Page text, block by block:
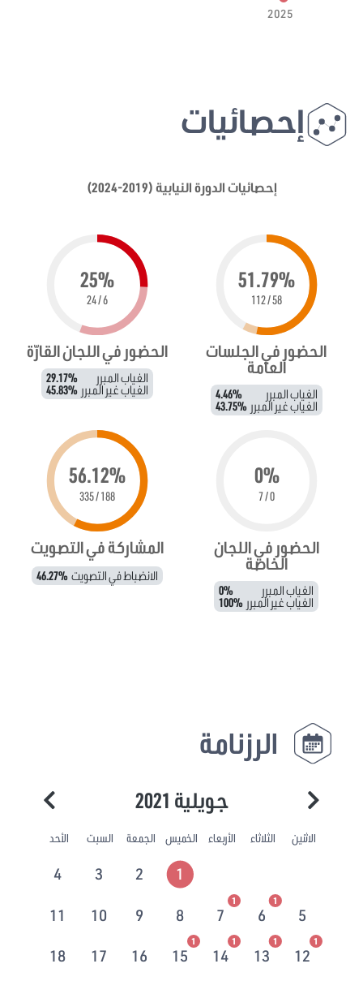
2025
إحصائيات
إحصائيات الدورة النيابية (2019-2024)
51.79%
58 / 112
الحضور في الجلسات
العامة
الغياب المبرر 4.46%
الغياب غير المبرر 43.75%
25%
6 / 24
الحضور في اللجان القارّة
الغياب المبرر 29.17%
الغياب غير المبرر 45.83%
0%
0 / 7
الحضور في اللجان
الخاصة
الغياب المبرر 0%
الغياب غير المبرر 100%
56.12%
188 / 335
المشاركة في التصويت
الانضباط في التصويت 46.27%
الرزنامة
جويلية 2021
الاثنين الثلاثاء الأربعاء الخميس الجمعة السبت الأحد
1
2
3
4
5
6
1
7
1
8
9
10
11
12
1
13
1
14
1
15
1
16
17
18